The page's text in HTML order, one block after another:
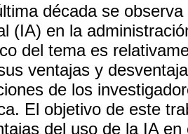
década se
(IA) en la
del tema es
ventajas y
de los
El objetivo de este
del uso de la IA